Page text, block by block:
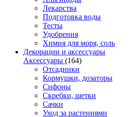
Лекарства
Подготовка воды
Тесты
Удобрения
Химия для моря, соль
Декорации и аксессуары
Аксессуары (164)
Отсадники
Кормушки, дозаторы
Сифоны
Скребки, щетки
Сачки
Уход за растениями